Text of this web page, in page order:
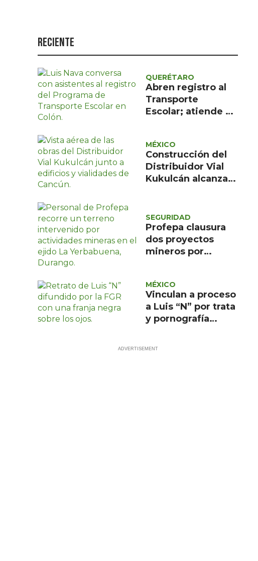
Política
Turismo
Asuntos Sociales
Reciente
QUERÉTARO
Abren registro al
Transporte
Escolar; atiende a
MÉXICO
Construcción del
Distribuidor Vial
Kukulcán alcanza
SEGURIDAD
Profepa clausura
dos proyectos
mineros por
Durango
MÉXICO
Vinculan a proceso
a Luis “N” por trata
y pornografía